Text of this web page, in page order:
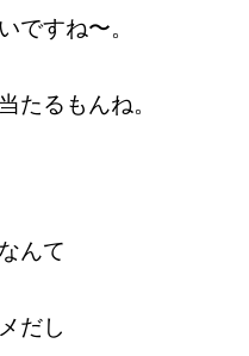
ですね〜。
たるもんね。
んて
だし